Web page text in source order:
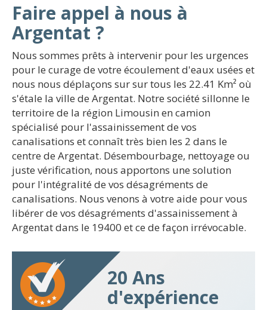
Faire appel à nous à
Argentat ?
Nous sommes prêts à intervenir pour les urgences
pour le curage de votre écoulement d'eaux usées et
nous nous déplaçons sur sur tous les 22.41 Km² où
s'étale la ville de Argentat. Notre société sillonne le
territoire de la région Limousin en camion
spécialisé pour l'assainissement de vos
canalisations et connaît très bien les 2 dans le
centre de Argentat. Désembourbage, nettoyage ou
juste vérification, nous apportons une solution
pour l'intégralité de vos désagréments de
canalisations. Nous venons à votre aide pour vous
libérer de vos désagréments d'assainissement à
Argentat dans le 19400 et ce de façon irrévocable.
20 Ans
d'expérience